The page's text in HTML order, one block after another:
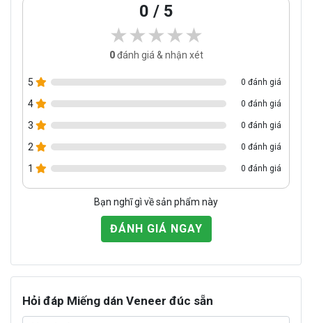
0 / 5
★★★★★
★★★★★
0đánh giá & nhận xét
5 0 đánh giá
4 0 đánh giá
3 0 đánh giá
2 0 đánh giá
1 0 đánh giá
Bạn nghĩ gì về sản phẩm này
ĐÁNH GIÁ NGAY
Hỏi đáp Miếng dán Veneer đúc sẵn